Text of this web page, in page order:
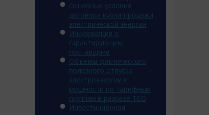
Основные условия
договора купли-продажи
электрической энергии
Информация о
гарантирующем
поставщике
Объемы фактического
полезного отпуска
электроэнергии и
мощности по тарифным
группам в разрезе ТСО
Инвестиционная